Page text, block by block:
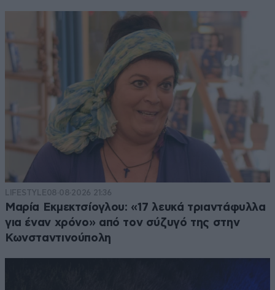
LIFESTYLE08·08·2026 21:36
Μαρία Εκμεκτσίογλου: «17 λευκά τριαντάφυλλα
για έναν χρόνο» από τον σύζυγό της στην
Κωνσταντινούπολη